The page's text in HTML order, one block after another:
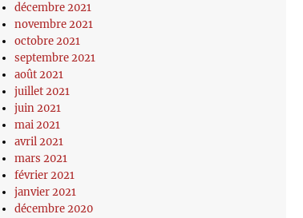
décembre 2021
novembre 2021
octobre 2021
septembre 2021
août 2021
juillet 2021
juin 2021
mai 2021
avril 2021
mars 2021
février 2021
janvier 2021
décembre 2020